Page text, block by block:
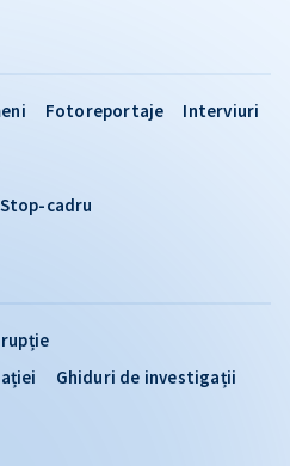
Ghiduri de investigații
Fotoreportaje
Interviuri
Stop-cadru